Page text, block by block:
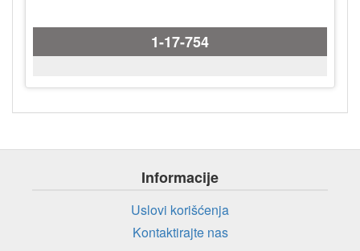
1-17-754
Informacije
Uslovi korišćenja
Kontaktirajte nas